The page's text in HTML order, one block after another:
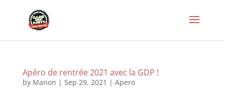
Apéro de rentrée 2021 avec la GDP !
by Manon | Sep 29, 2021 | Apero